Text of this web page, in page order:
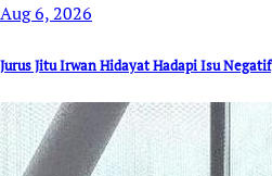
Aug 6, 2026
Jurus Jitu Irwan Hidayat Hadapi Isu Negatif